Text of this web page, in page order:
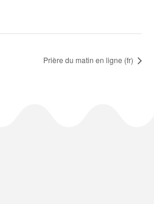
Prière du matin en ligne (fr)